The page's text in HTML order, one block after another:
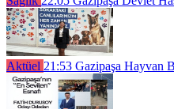
Aktüel 21:53 Gazipaşa Hayvan